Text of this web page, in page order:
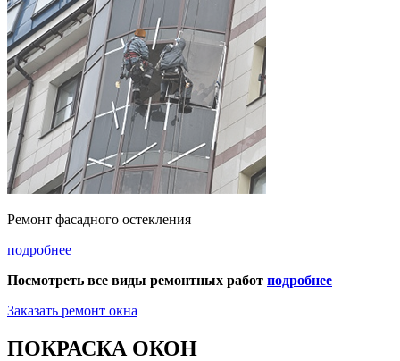
Ремонт фасадного остекления
подробнее
Посмотреть все виды ремонтных работ подробнее
Заказать ремонт окна
ПОКРАСКА ОКОН